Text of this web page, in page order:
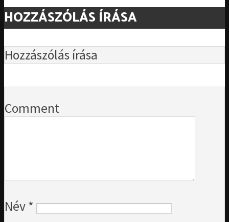
HOZZÁSZÓLÁS ÍRÁSA
Hozzászólás írása
Comment
Név*